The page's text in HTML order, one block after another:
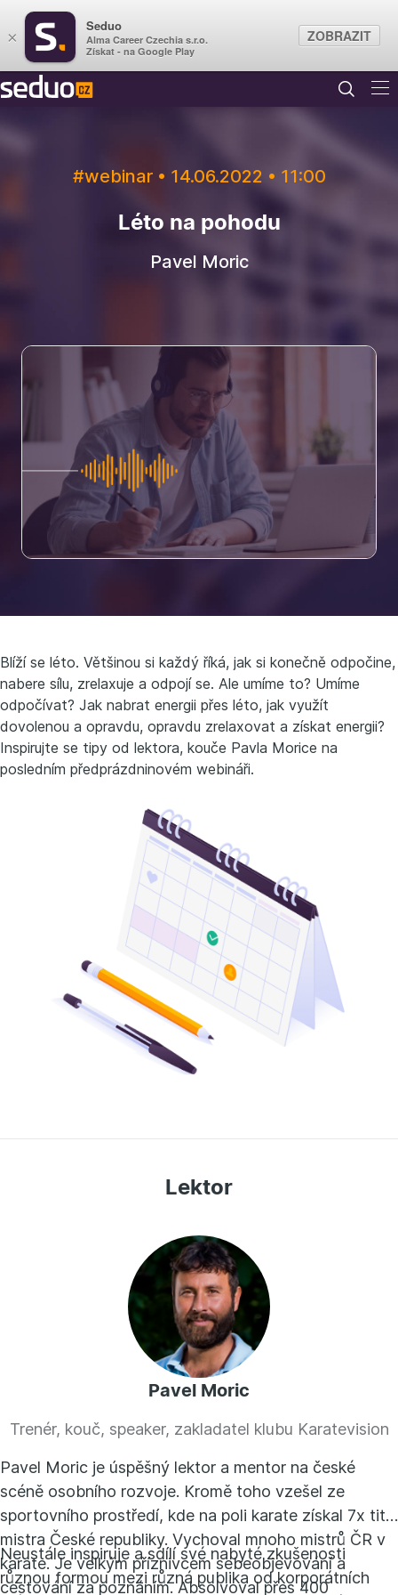
#webinar • 14.06.2022 • 11:00
Léto na pohodu
Pavel Moric
Blíží se léto. Většinou si každý říká, jak si konečně odpočine,
nabere sílu, zrelaxuje a odpojí se. Ale umíme to? Umíme
odpočívat? Jak nabrat energii přes léto, jak využít
dovolenou a opravdu, opravdu zrelaxovat a získat energii?
Inspirujte se tipy od lektora, kouče Pavla Morice na
posledním předprázdninovém webináři.
Lektor
Pavel Moric
Trenér, kouč, speaker, zakladatel klubu Karatevision
Pavel Moric je úspěšný lektor a mentor na české
scéně osobního rozvoje. Kromě toho vzešel ze
sportovního prostředí, kde na poli karate získal 7x titul
mistra České republiky. Vychoval mnoho mistrů ČR v
karate. Je velkým příznivcem sebeobjevování a
cestování za poznáním. Absolvoval přes 400
Neustále inspiruje a sdílí své nabyté zkušenosti
různou formou mezi různá publika od korporátních
×
Seduo
Alma Career Czechia s.r.o.
Získat - na Google Play
ZOBRAZIT